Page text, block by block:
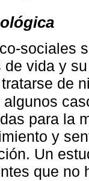
sociales
de vida y
de
algunos
para la
y
Un
que no